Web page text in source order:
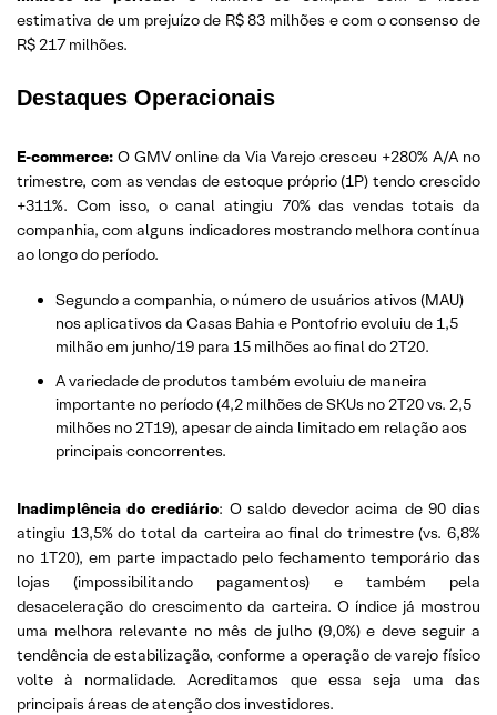
estimativa de um prejuízo de R$ 83 milhões e com o consenso de
R$ 217 milhões.
Destaques Operacionais
E-commerce: O GMV online da Via Varejo cresceu +280% A/A no
trimestre, com as vendas de estoque próprio (1P) tendo crescido
+311%. Com isso, o canal atingiu 70% das vendas totais da
companhia, com alguns indicadores mostrando melhora contínua
ao longo do período.
Segundo a companhia, o número de usuários ativos (MAU)
nos aplicativos da Casas Bahia e Pontofrio evoluiu de 1,5
milhão em junho/19 para 15 milhões ao final do 2T20.
A variedade de produtos também evoluiu de maneira
importante no período (4,2 milhões de SKUs no 2T20 vs. 2,5
milhões no 2T19), apesar de ainda limitado em relação aos
principais concorrentes.
Inadimplência do crediário: O saldo devedor acima de 90 dias
atingiu 13,5% do total da carteira ao final do trimestre (vs. 6,8%
no 1T20), em parte impactado pelo fechamento temporário das
lojas (impossibilitando pagamentos) e também pela
desaceleração do crescimento da carteira. O índice já mostrou
uma melhora relevante no mês de julho (9,0%) e deve seguir a
tendência de estabilização, conforme a operação de varejo físico
volte à normalidade. Acreditamos que essa seja uma das
principais áreas de atenção dos investidores.